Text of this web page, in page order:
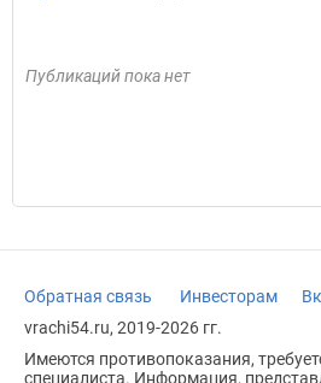
Публикаций пока нет
Обратная связь Инвесторам
vrachi54.ru, 2019-2026 гг.
Имеются противопоказания,
специалиста. Информация,